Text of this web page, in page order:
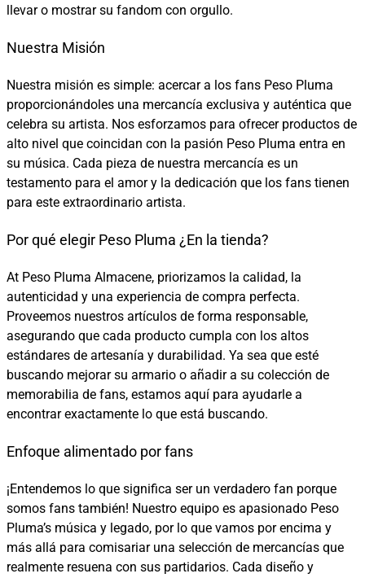
llevar o mostrar su fandom con orgullo.
Nuestra Misión
Nuestra misión es simple: acercar a los fans Peso Pluma
proporcionándoles una mercancía exclusiva y auténtica que
celebra su artista. Nos esforzamos para ofrecer productos de
alto nivel que coincidan con la pasión Peso Pluma entra en
su música. Cada pieza de nuestra mercancía es un
testamento para el amor y la dedicación que los fans tienen
para este extraordinario artista.
Por qué elegir Peso Pluma ¿En la tienda?
At Peso Pluma Almacene, priorizamos la calidad, la
autenticidad y una experiencia de compra perfecta.
Proveemos nuestros artículos de forma responsable,
asegurando que cada producto cumpla con los altos
estándares de artesanía y durabilidad. Ya sea que esté
buscando mejorar su armario o añadir a su colección de
memorabilia de fans, estamos aquí para ayudarle a
encontrar exactamente lo que está buscando.
Enfoque alimentado por fans
¡Entendemos lo que significa ser un verdadero fan porque
somos fans también! Nuestro equipo es apasionado Peso
Pluma’s música y legado, por lo que vamos por encima y
más allá para comisariar una selección de mercancías que
realmente resuena con sus partidarios. Cada diseño y